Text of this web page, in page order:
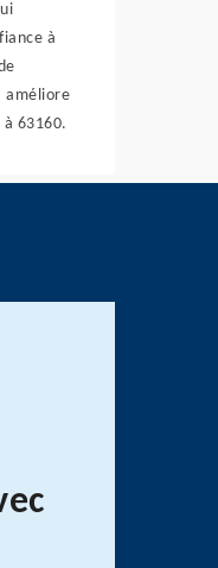
à
améliore
63160.